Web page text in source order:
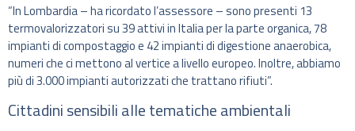
“In Lombardia – ha ricordato l’assessore – sono presenti 13
termovalorizzatori su 39 attivi in Italia per la parte organica, 78
impianti di compostaggio e 42 impianti di digestione anaerobica,
numeri che ci mettono al vertice a livello europeo. Inoltre, abbiamo
più di 3.000 impianti autorizzati che trattano rifiuti”.
Cittadini sensibili alle tematiche ambientali